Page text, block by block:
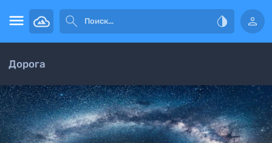
   
Дорога